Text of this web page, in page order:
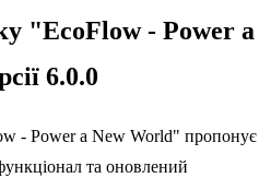
"EcoFlow - Power a
6.0.0
- Power a New World" пропонує
та оновлений